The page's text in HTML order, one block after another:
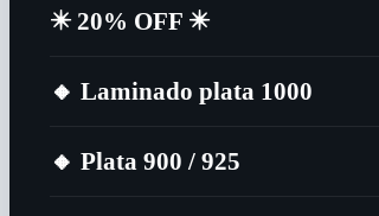
✴️​ 20% OFF ✴️​
🔸​ Laminado plata 1000
🔸​ Plata 900 / 925